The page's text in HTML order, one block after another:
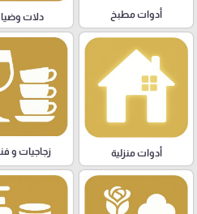
أدوات مطبخ دلات
أدوات منزلية زجاجيات و